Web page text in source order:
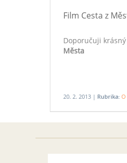
Film Cesta z
Doporučuji
Města
20. 2. 2013 | Rubrika: O